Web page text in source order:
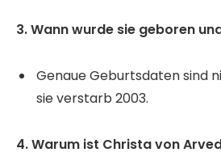
3. Wann wurde sie geboren
Genaue Geburtsdaten sind
sie verstarb 2003.
4. Warum ist Christa von